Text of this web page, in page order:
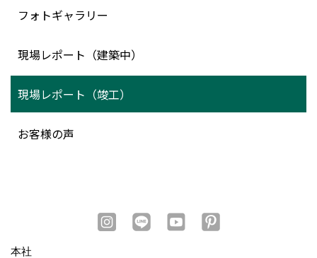
フォトギャラリー
現場レポート（建築中）
現場レポート（竣工）
お客様の声
本社